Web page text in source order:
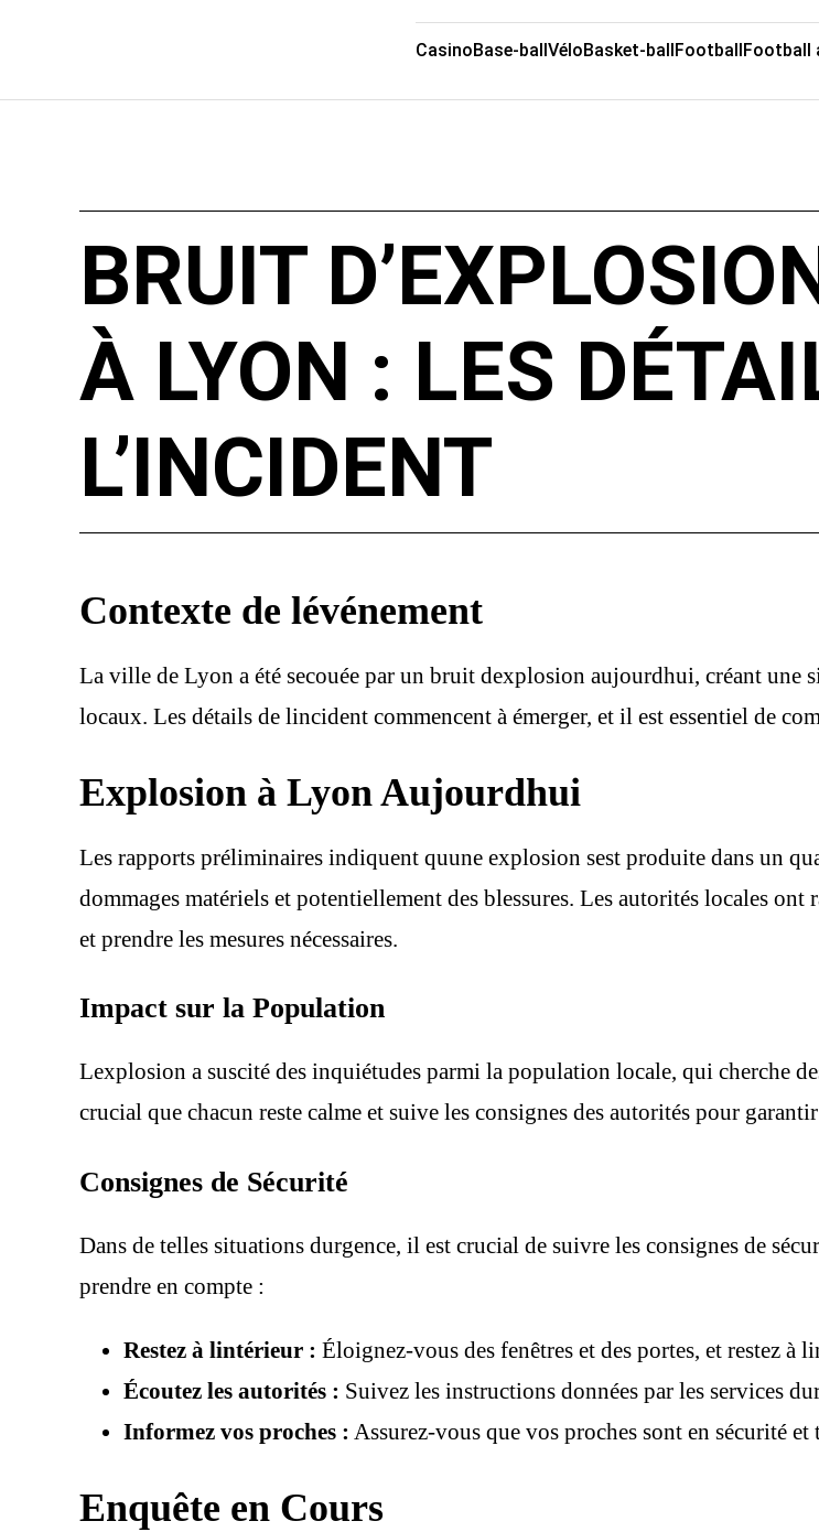
CasinoBase-ballVéloBasket-ballFootballFootball
BRUIT
À LYON : LES
L’INCIDENT
Contexte de lévénement
La ville de Lyon a été secouée par un bruit dexplosion aujourdhui, créant une
locaux. Les détails de lincident commencent à émerger, et il est essentiel de
Explosion à Lyon Aujourdhui
Les rapports préliminaires indiquent quune explosion sest produite dans un
dommages matériels et potentiellement des blessures. Les autorités locales
et prendre les mesures nécessaires.
Impact sur la Population
Lexplosion a suscité des inquiétudes parmi la population locale, qui cherche
crucial que chacun reste calme et suive les consignes des autorités pour
Consignes de Sécurité
Dans de telles situations durgence, il est crucial de suivre les consignes de
prendre en compte :
Restez à lintérieur : Éloignez-vous des fenêtres et des portes, et restez
Écoutez les autorités : Suivez les instructions données par les services
Informez vos proches : Assurez-vous que vos proches sont en sécurité
Enquête en Cours